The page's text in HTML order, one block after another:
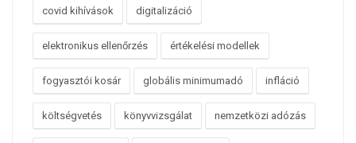
covid kihívások digitalizáció
elektronikus ellenőrzés értékelési modellek
fogyasztói kosár globális minimumadó infláció
költségvetés könyvvizsgálat nemzetközi adózás